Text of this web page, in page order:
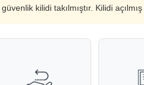
güvenlik kilidi takılmıştır. Kilidi